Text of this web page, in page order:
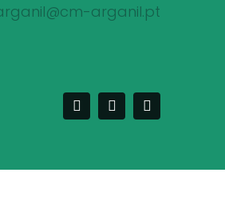
arganil.pt